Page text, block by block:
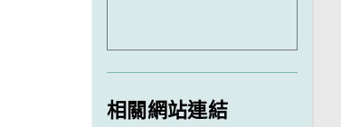
相關網站連結